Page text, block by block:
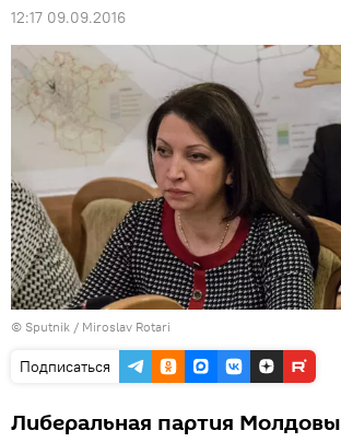
12:17 09.09.2016
© Sputnik / Miroslav Rotari
Подписаться
Либеральная партия Молдовы